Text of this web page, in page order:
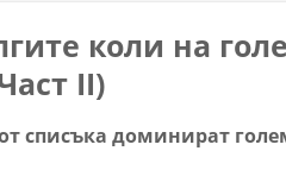
коли на
II)
списъка доминират